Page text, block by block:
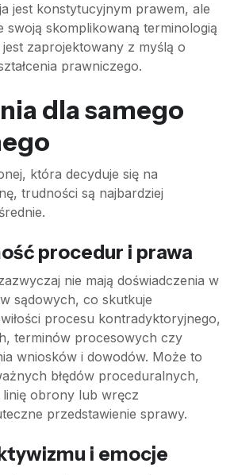
jest konstytucyjnym prawem, ale
swoją skomplikowaną terminologią
zaprojektowany z myślą o
prawniczego.
dla samego
która decyduje się na
trudności są najbardziej
procedur i prawa
nie mają doświadczenia w
sądowych, co skutkuje
procesu kontradyktoryjnego,
terminów procesowych czy
wniosków i dowodów. Może to
błędów proceduralnych,
linię obrony lub wręcz
przedstawienie sprawy.
i emocje